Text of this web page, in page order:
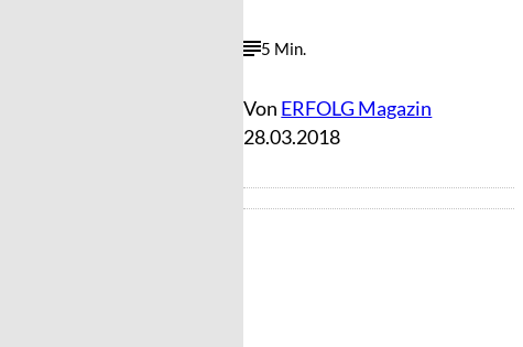
5 Min.
Von ERFOLG Magazin
28.03.2018